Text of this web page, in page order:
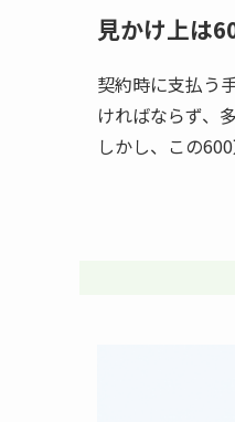
見かけ上は
契約時に支払う
ければならず、
しかし、この